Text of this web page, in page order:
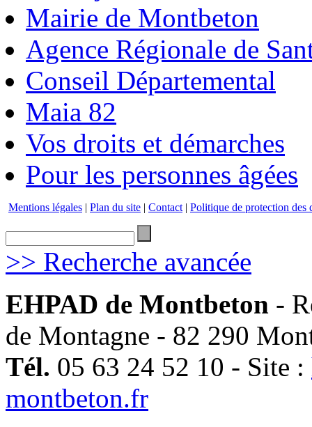
Mairie de Montbeton
Agence Régionale de
Conseil Départemental
Maia 82
Vos droits et démarches
Pour les personnes âgées
Mentions légales | Plan du site | Contact | Politique de protection des
>> Recherche avancée
EHPAD de Montbeton -
de Montagne - 82 290
Tél. 05 63 24 52 10 - Site :
montbeton.fr